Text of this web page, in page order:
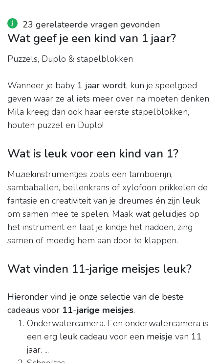
23 gerelateerde vragen gevonden
Wat geef je een kind van 1 jaar?
Puzzels, Duplo & stapelblokken
Wanneer je baby 1 jaar wordt, kun je speelgoed
geven waar ze al iets meer over na moeten denken.
Mila kreeg dan ook haar eerste stapelblokken,
houten puzzel en Duplo!
Wat is leuk voor een kind van 1?
Muziekinstrumentjes zoals een tamboerijn,
sambaballen, bellenkrans of xylofoon prikkelen de
fantasie en creativiteit van je dreumes én zijn leuk
om samen mee te spelen. Maak watgeluidjes op
het instrument en laat je kindje het nadoen, zing
samen of moedig hem aan door te klappen.
Wat vinden 11-jarige meisjes leuk?
Hieronder vind je onze selectie van de beste
cadeaus voor 11-jarige meisjes.
Onderwatercamera. Een onderwatercamera is
een erg leuk cadeau voor een meisje van 11
jaar. ...